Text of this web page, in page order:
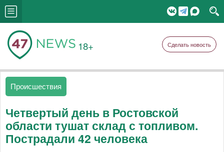
18+ Сделать новость
Происшествия
Четвертый день в Ростовской
области тушат склад с топливом.
Пострадали 42 человека